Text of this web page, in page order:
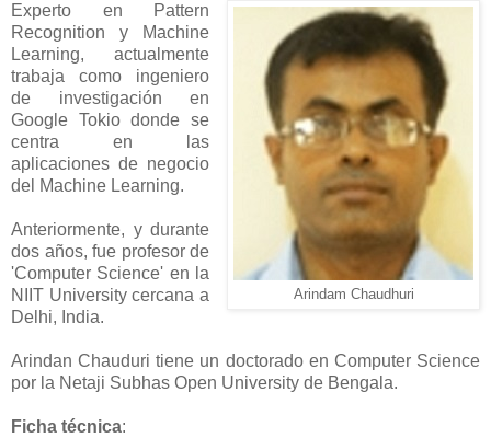
Arindam Chaudhuri
Experto en Pattern
Recognition y Machine
Learning, actualmente
trabaja como ingeniero
de investigación en
Google Tokio donde se
centra en las
aplicaciones de negocio
del Machine Learning.
Anteriormente, y durante
dos años, fue profesor de
'Computer Science' en la
NIIT University cercana a
Delhi, India.
Arindan Chauduri tiene un doctorado en Computer Science
por la Netaji Subhas Open University de Bengala.
Ficha técnica: